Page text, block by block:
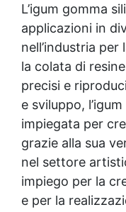
L’igum gomma
applicazioni in
nell’industria
la colata di
precisi e
e sviluppo,
impiegata per
grazie alla sua
nel settore
impiego per la
e per la